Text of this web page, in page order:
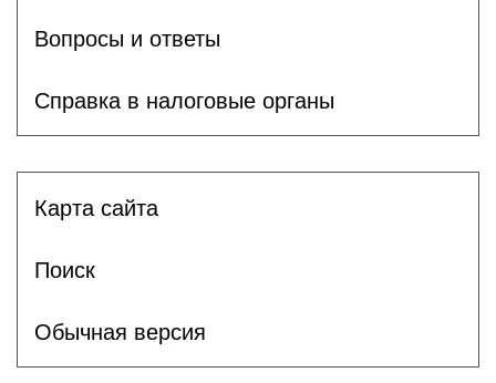
Вопросы и ответы
Справка в налоговые органы
Карта сайта
Поиск
Обычная версия